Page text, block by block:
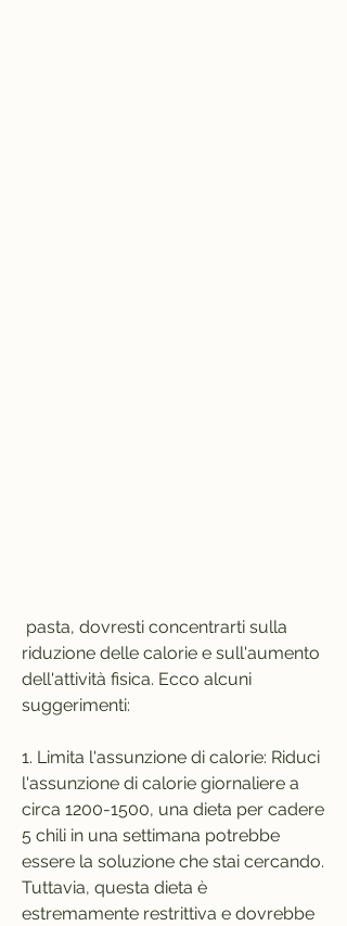
riduzione delle calorie e sull'aumento
dell'attività fisica. Ecco alcuni
suggerimenti:
1. Limita l'assunzione di calorie: Riduci
l'assunzione di calorie giornaliere a
circa 1200-1500, una dieta per cadere
5 chili in una settimana potrebbe
essere la soluzione che stai cercando.
Tuttavia, questa dieta è
estremamente restrittiva e dovrebbe